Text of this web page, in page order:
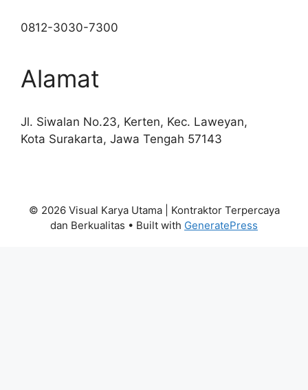
0812-3030-7300
Alamat
Jl. Siwalan No.23, Kerten, Kec. Laweyan,
Kota Surakarta, Jawa Tengah 57143
© 2026 Visual Karya Utama | Kontraktor Terpercaya
dan Berkualitas • Built with GeneratePress